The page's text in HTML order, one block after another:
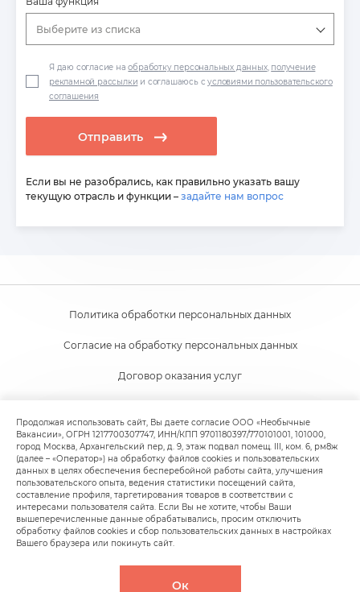
Выберите из списка
Я даю согласие наобработку персональных данных, получение
рекламной рассылки и соглашаюсь сусловиями пользовательского
соглашения
Отправить
Если вы не разобрались, как правильно указать вашу
текущую отрасль и функции – задайте нам вопрос
Политика обработки персональных данных
Согласие на обработку персональных данных
Договор оказания услуг
Пользовательское соглашение
Политика обработки файлов cookie
Продолжая использовать сайт, Вы даете согласие ООО «Необычные
Вакансии», ОГРН 1217700307747, ИНН/КПП 9701180397/770101001, 101000,
город Москва, Архангельский пер, д. 9, этаж подвал помещ. III, ком. 6, рм8ж
(далее – «Оператор») на обработку файлов cookies и пользовательских
данных в целях обеспечения бесперебойной работы сайта, улучшения
пользовательского опыта, ведения статистики посещений сайта,
составление профиля, таргетирования товаров в соответствии с
интересами пользователя сайта. Если Вы не хотите, чтобы Ваши
вышеперечисленные данные обрабатывались, просим отключить
обработку файлов cookies и сбор пользовательских данных в настройках
Вашего браузера или покинуть сайт.
Ок